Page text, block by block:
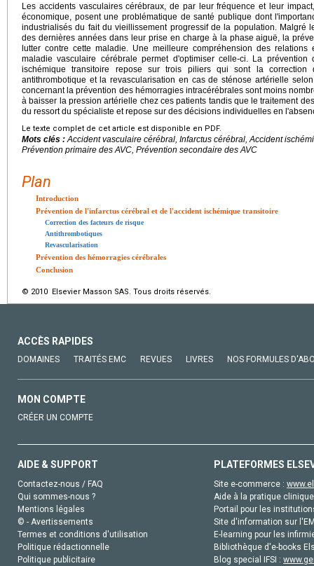
Les accidents vasculaires cérébraux, de par leur fréquence et leur
économique, posent une problématique de santé publique dont
industrialisés du fait du vieillissement progressif de la population. Malgré
des dernières années dans leur prise en charge à la phase aiguë, la
lutter contre cette maladie. Une meilleure compréhension des
maladie vasculaire cérébrale permet d'optimiser celle-ci. La
ischémique transitoire repose sur trois piliers qui sont la correction
antithrombotique et la revascularisation en cas de sténose artérielle
concernant la prévention des hémorragies intracérébrales sont moins
à baisser la pression artérielle chez ces patients tandis que le traitement
du ressort du spécialiste et repose sur des décisions individuelles en
Le texte complet de cet article est disponible en PDF.
Mots clés :Accident vasculaire cérébral, Infarctus cérébral, Accident
Prévention primaire des AVC, Prévention secondaire des AVC
Plan
Introduction
Prévention de l'infarctus cérébral et de l'accident ischémique transitoire
Correction des facteurs de risque
Antithrombotiques
Revascularisation
Prévention des hémorragies cérébrales
Conclusion
© 2010 Elsevier Masson SAS. Tous droits réservés.
ACCÈS RAPIDES
DOMAINES TRAITÉS EMC REVUES LIVRES NOS FORMULES
MON COMPTE
CRÉER UN COMPTE
AIDE & SUPPORT
Contactez-nous / FAQ
Qui sommes-nous ?
Mentions légales
© - Avertissements
Termes et conditions d'utilisation
Politique rédactionnelle
Politique publicitaire
PLATEFORMES
Site e-commerce :
Aide à la pratique
Portail pour les
Site d'information sur
E-learning pour les
Bibliothèque d'e-books
Blog special IFSI :